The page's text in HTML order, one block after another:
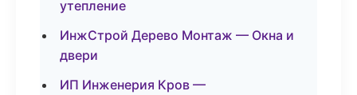
утепление
ИнжСтрой Дерево Монтаж — Окна и
двери
ИП Инженерия Кров —